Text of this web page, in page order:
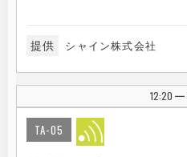
提供 シャイン株式会社
12:20 |
TA-05